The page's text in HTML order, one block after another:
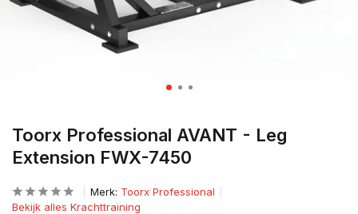
Toorx Professional AVANT - Leg
Extension FWX-7450
Merk: Toorx Professional
Bekijk alles Krachttraining